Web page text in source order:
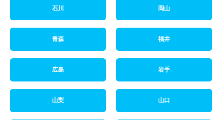
石川 岡山
青森 福井
広島 岩手
山梨 山口